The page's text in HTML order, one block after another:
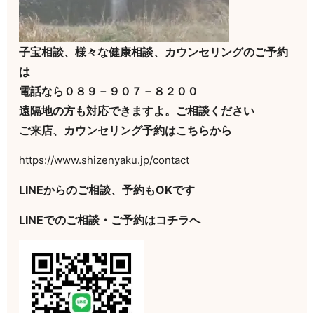
子宝相談、様々な健康相談、カウンセリングのご予約
は
電話なら０８９－９０７－８２００
遠隔地の方も対応できますよ。ご相談ください
ご来店、カウンセリング予約はこちらから
https://www.shizenyaku.jp/contact
LINEからのご相談、予約もOKです
LINEでのご相談・ご予約はコチラへ